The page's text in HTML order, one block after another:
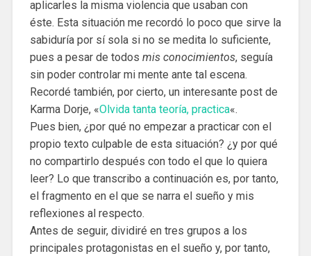
aplicarles la misma violencia que usaban con
éste. Esta situación me recordó lo poco que sirve la
sabiduría por sí sola si no se medita lo suficiente,
pues a pesar de todos mis conocimientos, seguía
sin poder controlar mi mente ante tal escena.
Recordé también, por cierto, un interesante post de
Karma Dorje, «Olvida tanta teoría, practica«.
Pues bien, ¿por qué no empezar a practicar con el
propio texto culpable de esta situación? ¿y por qué
no compartirlo después con todo el que lo quiera
leer? Lo que transcribo a continuación es, por tanto,
el fragmento en el que se narra el sueño y mis
reflexiones al respecto.
Antes de seguir, dividiré en tres grupos a los
principales protagonistas en el sueño y, por tanto,